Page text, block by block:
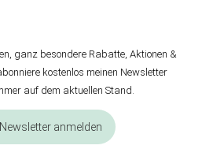
ganz besondere Rabatte, Aktionen &
kostenlos meinen Newsletter
auf dem aktuellen Stand.
anmelden